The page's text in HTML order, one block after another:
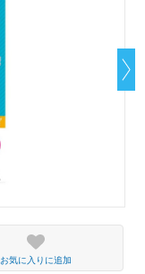
お気に入りに追加